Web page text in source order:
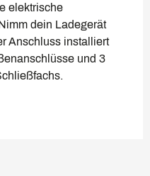
elektrische
dein Ladegerät
Anschluss installiert
und 3